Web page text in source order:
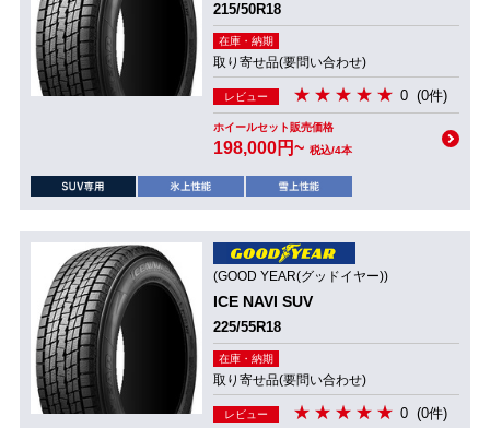
215/50R18
在庫・納期
取り寄せ品(要問い合わせ)
レビュー 0 (0件)
ホイールセット販売価格
198,000円~ 税込/4本
(GOOD YEAR(グッドイヤー))
ICE NAVI SUV
225/55R18
在庫・納期
取り寄せ品(要問い合わせ)
レビュー 0 (0件)